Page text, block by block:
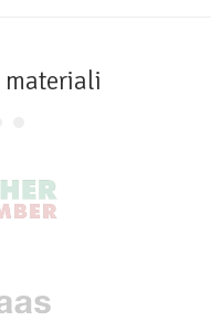
materiali